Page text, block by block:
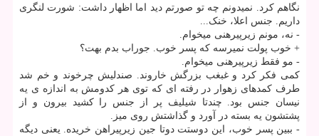
نگاهم کرد. نمیدونم چه تو صورتم دید اما اظهار داشت: شورت لنگری
داریم. جنس اعلا، خنک...
- نه، مونم زیرپیرهنی میخوام.
+ خوب پولت نمیرسه که پسر خوب. جوراب بدم بهت؟
- مو فقط زیرپیرهنی میخوام.
کمی فکر کرد و غبغب بزرگش خاروند. صندلیش چرخوند و خم شد
طرف کمدهای زهوار در رفته ای که توی هر کدومش به اندازه ی یه
نیسان جنس بود. چندتا شیلیف پر از جنس را کشید بیرون و از
پشتشون یه بسته در آورد و گذاشتش روی میز.
- ببین پسر خوب، این دوستت دوتا جین زیرپیراهن خریده. یعنی دیگه